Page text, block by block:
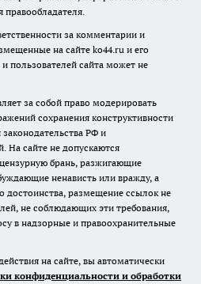
правообладателя.
за комментарии и
на сайте ko44.ru и его
пользователей сайта может не
за собой право модерировать
сохранения конструктивности
РФ и
На сайте не допускаются
брань, разжигающие
ненависть или вражду, а
достоинства, размещение ссылок не
не соблюдающих эти требования,
в надзорные и правоохранительные
на сайте, вы автоматически
конфиденциальности и обработки